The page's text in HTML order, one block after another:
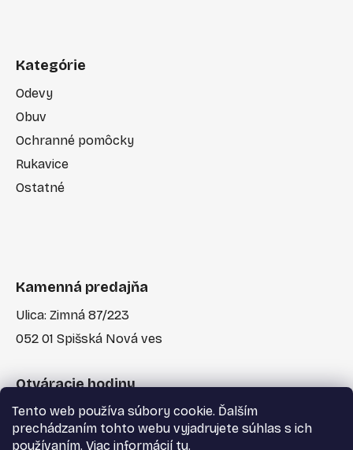
Tento web používa súbory cookie. Ďalším
prechádzaním tohto webu vyjadrujete súhlas s ich
používaním. Viac informácií tu.
Kategórie
Odevy
Obuv
Ochranné pomôcky
Rukavice
Ostatné
Kamenná predajňa
Ulica: Zimná 87/223
052 01 Spišská Nová ves
Otváracie hodiny
Po-Pia: 7:30 - 17:00